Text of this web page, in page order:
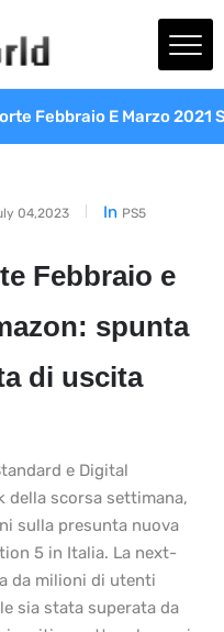
Febbraio E Marzo
04,2023 In PS5
Febbraio e
spunta
di uscita
e Digital
della scorsa settimana,
sulla presunta nuova
5 in Italia. La next-
da milioni di utenti
sia stata superata da